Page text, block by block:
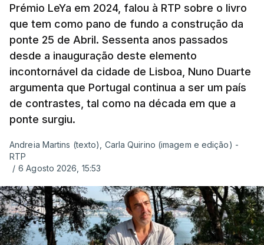
Prémio LeYa em 2024, falou à RTP sobre o livro
que tem como pano de fundo a construção da
ponte 25 de Abril. Sessenta anos passados
desde a inauguração deste elemento
incontornável da cidade de Lisboa, Nuno Duarte
argumenta que Portugal continua a ser um país
de contrastes, tal como na década em que a
ponte surgiu.
Andreia Martins (texto), Carla Quirino (imagem e edição) -
RTP
/ 6 Agosto 2026, 15:53